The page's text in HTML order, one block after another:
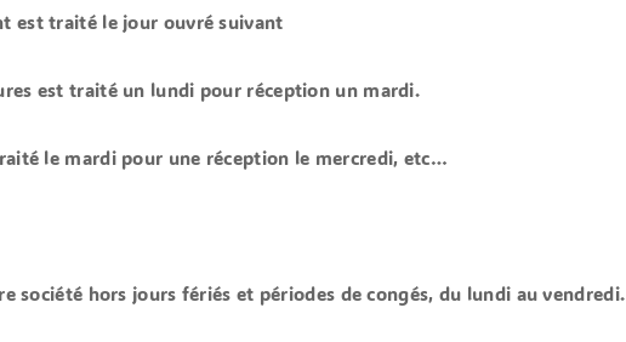
est traité le jour ouvré suivant
est traité un lundi pour réception un mardi.
le mardi pour une réception le mercredi, etc…
société hors jours fériés et périodes de congés, du lundi au vendredi.